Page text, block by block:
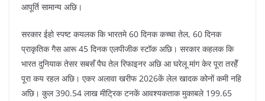
आपूर्ति सामान्य अछि।
सरकार ईहो स्पष्ट कयलक कि भारतमे 60 दिनक कच्चा तेल, 60 दिनक
प्राकृतिक गैस आरू 45 दिनक एलपीजीक स्टॉक अछि। सरकार कहलक कि
भारत दुनियाक तेसर सबसँ पैघ तेल रिफाइनर अछि आ घरेलू मांग केर पूरा तरहेँ
पूरा कय रहल अछि। एकर अलावा खरीफ 2026कें लेल खादक कोनों कमी नहि
अछि। कुल 390.54 लाख मीट्रिक टनकें आवश्यकताक मुकाबले 199.65